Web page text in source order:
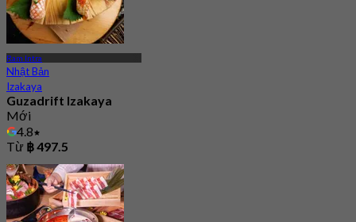
Ram Intra
Nhật Bản
Izakaya
Guzadrift Izakaya
Mới
4.8
Từ ฿ 497.5